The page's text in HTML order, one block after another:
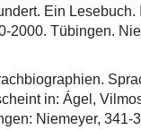
Ein
2000. Tübingen.
in: Ágel,
Niemeyer, 341-